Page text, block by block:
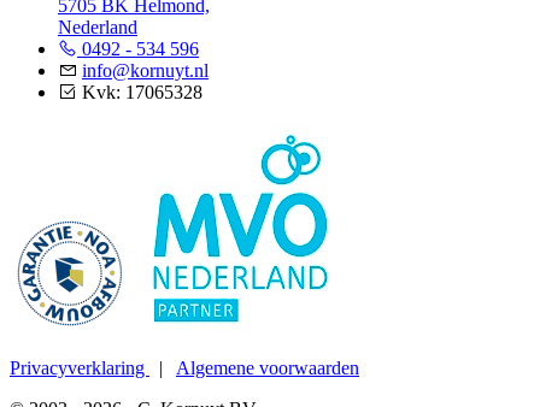
5705 BK Helmond,
Nederland
0492 - 534 596
info@kornuyt.nl
Kvk: 17065328
Privacyverklaring | Algemene voorwaarden